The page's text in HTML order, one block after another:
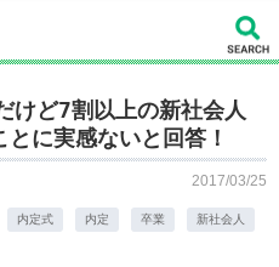
けど7割以上の新社会人
に実感ないと回答！
2017/03/25
内定式 内定 卒業 新社会人